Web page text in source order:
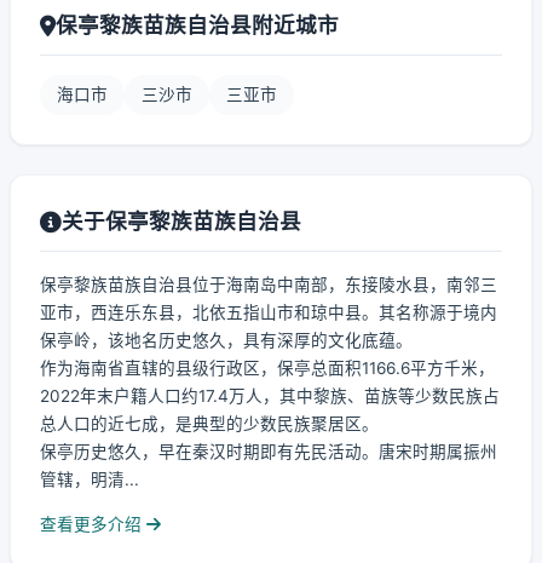
保亭黎族苗族自治县附近城市
海口市 三沙市 三亚市
关于保亭黎族苗族自治县
保亭黎族苗族自治县位于海南岛中南部，东接陵水县，南邻三
亚市，西连乐东县，北依五指山市和琼中县。其名称源于境内
保亭岭，该地名历史悠久，具有深厚的文化底蕴。
作为海南省直辖的县级行政区，保亭总面积1166.6平方千米，
2022年末户籍人口约17.4万人，其中黎族、苗族等少数民族占
总人口的近七成，是典型的少数民族聚居区。
保亭历史悠久，早在秦汉时期即有先民活动。唐宋时期属振州
管辖，明清...
查看更多介绍